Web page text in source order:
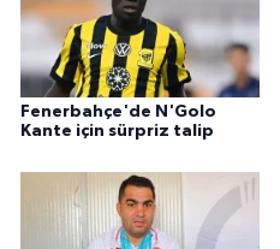
Fenerbahçe'de N'Golo
Kante için sürpriz talip